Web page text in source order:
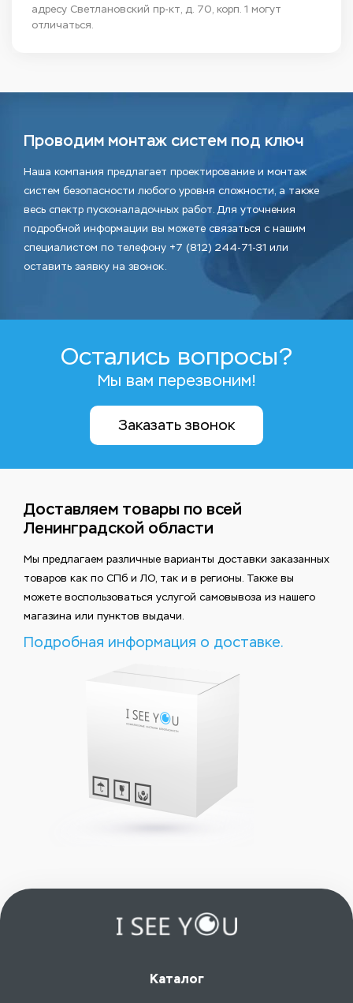
адресу Светлановский пр-кт, д. 70, корп. 1 могут
отличаться.
Проводим монтаж систем под ключ
Наша компания предлагает проектирование и монтаж
систем безопасности любого уровня сложности, а также
весь спектр пусконаладочных работ. Для уточнения
подробной информации вы можете связаться с нашим
специалистом по телефону +7 (812) 244-71-31 или
оставить заявку на звонок.
Остались вопросы?
Мы вам перезвоним!
Заказать звонок
Доставляем товары по всей
Ленинградской области
Мы предлагаем различные варианты доставки заказанных
товаров как по СПб и ЛО, так и в регионы. Также вы
можете воспользоваться услугой самовывоза из нашего
магазина или пунктов выдачи.
Подробная информация о доставке.
Каталог